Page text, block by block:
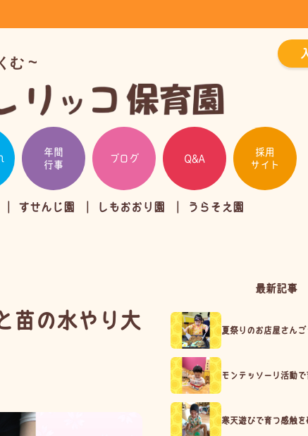
む
年間
行事
ブログ Q&A
採用
サイト
すせんじ園 しもおおり園 うらそえ園
苗の水やり大
最新記事
夏祭りのお店屋さん
モンテッソーリ活動
寒天遊びで育つ感触を